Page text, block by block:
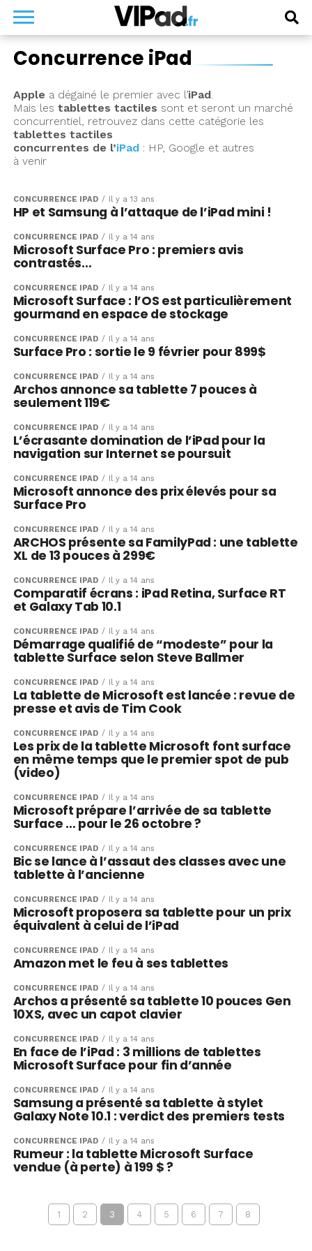
Concurrence iPad
Apple a dégainé le premier avec l’iPad.
Mais les tablettes tactiles sont et seront un marché
concurrentiel, retrouvez dans cette catégorie les
tablettes tactiles
concurrentes de l’iPad: HP, Google et autres
à venir
CONCURRENCE IPAD Il y a 13 ans
HP et Samsung à l’attaque de l’iPad mini !
CONCURRENCE IPAD Il y a 14 ans
Microsoft Surface Pro : premiers avis
contrastés…
CONCURRENCE IPAD Il y a 14 ans
Microsoft Surface : l’OS est particulièrement
gourmand en espace de stockage
CONCURRENCE IPAD Il y a 14 ans
Surface Pro : sortie le 9 février pour 899$
CONCURRENCE IPAD Il y a 14 ans
Archos annonce sa tablette 7 pouces à
seulement 119€
CONCURRENCE IPAD Il y a 14 ans
L’écrasante domination de l’iPad pour la
navigation sur Internet se poursuit
CONCURRENCE IPAD Il y a 14 ans
Microsoft annonce des prix élevés pour sa
Surface Pro
CONCURRENCE IPAD Il y a 14 ans
ARCHOS présente sa FamilyPad : une tablette
XL de 13 pouces à 299€
CONCURRENCE IPAD Il y a 14 ans
Comparatif écrans : iPad Retina, Surface RT
et Galaxy Tab 10.1
CONCURRENCE IPAD Il y a 14 ans
Démarrage qualifié de “modeste” pour la
tablette Surface selon Steve Ballmer
CONCURRENCE IPAD Il y a 14 ans
La tablette de Microsoft est lancée : revue de
presse et avis de Tim Cook
CONCURRENCE IPAD Il y a 14 ans
Les prix de la tablette Microsoft font surface
en même temps que le premier spot de pub
(video)
CONCURRENCE IPAD Il y a 14 ans
Microsoft prépare l’arrivée de sa tablette
Surface … pour le 26 octobre ?
CONCURRENCE IPAD Il y a 14 ans
Bic se lance à l’assaut des classes avec une
tablette à l’ancienne
CONCURRENCE IPAD Il y a 14 ans
Microsoft proposera sa tablette pour un prix
équivalent à celui de l’iPad
CONCURRENCE IPAD Il y a 14 ans
Amazon met le feu à ses tablettes
CONCURRENCE IPAD Il y a 14 ans
Archos a présenté sa tablette 10 pouces Gen
10XS, avec un capot clavier
CONCURRENCE IPAD Il y a 14 ans
En face de l’iPad : 3 millions de tablettes
Microsoft Surface pour fin d’année
CONCURRENCE IPAD Il y a 14 ans
Samsung a présenté sa tablette à stylet
Galaxy Note 10.1 : verdict des premiers tests
CONCURRENCE IPAD Il y a 14 ans
Rumeur : la tablette Microsoft Surface
vendue (à perte) à 199 $ ?
1 2 3 4 5 6 7 8